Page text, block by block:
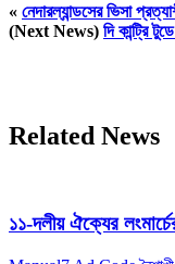
« নেদারল্যান্ডসের ভিসা
(Next News) দি কান্ট্রি
Related News
১১-দলীয় ঐক্যের